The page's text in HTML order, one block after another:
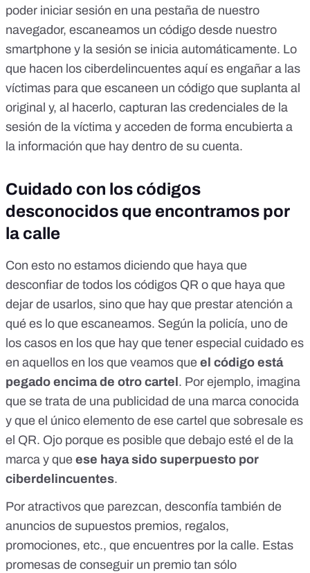
poder iniciar sesión en una pestaña de nuestro
navegador, escaneamos un código desde nuestro
smartphone y la sesión se inicia automáticamente. Lo
que hacen los ciberdelincuentes aquí es engañar a las
víctimas para que escaneen un código que suplanta al
original y, al hacerlo, capturan las credenciales de la
sesión de la víctima y acceden de forma encubierta a
la información que hay dentro de su cuenta.
Cuidado con los códigos
desconocidos que encontramos por
la calle
Con esto no estamos diciendo que haya que
desconfiar de todos los códigos QR o que haya que
dejar de usarlos, sino que hay que prestar atención a
qué es lo que escaneamos. Según la policía, uno de
los casos en los que hay que tener especial cuidado es
en aquellos en los que veamos que el código está
pegado encima de otro cartel . Por ejemplo, imagina
que se trata de una publicidad de una marca conocida
y que el único elemento de ese cartel que sobresale es
el QR. Ojo porque es posible que debajo esté el de la
marca y que ese haya sido superpuesto por
ciberdelincuentes.
Por atractivos que parezcan, desconfía también de
anuncios de supuestos premios, regalos,
promociones, etc., que encuentres por la calle. Estas
promesas de conseguir un premio tan sólo